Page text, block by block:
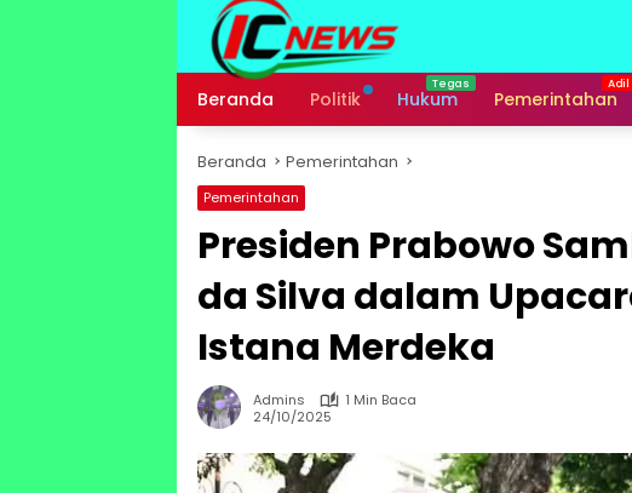
Beranda Politik Hukum Pemerintahan
Beranda Pemerintahan
Pemerintahan
Presiden Prabowo
da Silva dalam
Istana Merdeka
Admins
1 Min Baca
24/10/2025